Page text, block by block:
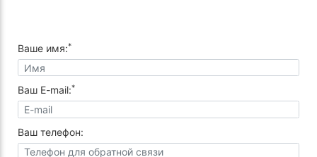
Ваше имя:*
Ваш E-mail:*
Ваш телефон: